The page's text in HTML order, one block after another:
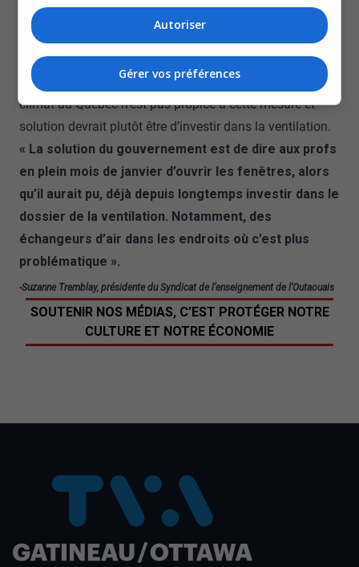
permission d’apporter des couvertures
Une situation inacceptable selon le Syndicat de
l’enseignement. La présidente affirme qu’il s’agit d’un
non-sens d’ouvrir les fenêtres en plein mois de janvier. Le
climat au Québec n’est pas propice à cette mesure et
solution devrait plutôt être d’investir dans la ventilation.
« La solution du gouvernement est de dire aux profs
en plein mois de janvier d’ouvrir les fenêtres, alors
qu’il aurait pu, déjà depuis longtemps investir dans le
dossier de la ventilation. Notamment, des
échangeurs d’air dans les endroits où c’est plus
problématique ».
-Suzanne Tremblay, présidente du Syndicat de l’enseignement de l’Outaouais
SOUTENIR NOS MÉDIAS, C’EST PROTÉGER NOTRE
CULTURE ET NOTRE ÉCONOMIE
Autoriser
Gérer vos préférences